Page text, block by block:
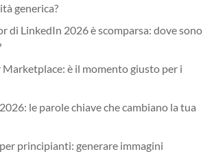
generica?
di LinkedIn 2026 è scomparsa: dove sono
è il momento giusto per i
le parole chiave che cambiano la tua
principianti: generare immagini